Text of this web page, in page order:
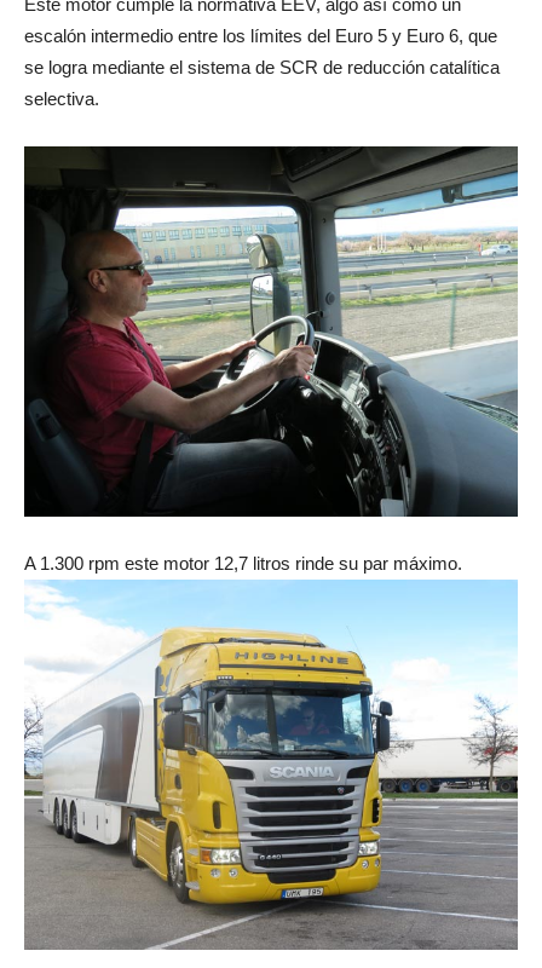
Este motor cumple la normativa EEV, algo así como un
escalón intermedio entre los límites del Euro 5 y Euro 6, que
se logra mediante el sistema de SCR de reducción catalítica
selectiva.
A 1.300 rpm este motor 12,7 litros rinde su par máximo.